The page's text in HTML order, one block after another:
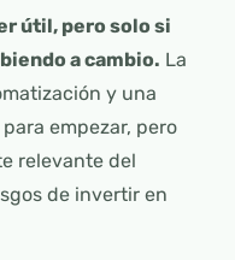
útil, pero solo si
a cambio. La
y una
empezar, pero
relevante del
de invertir en